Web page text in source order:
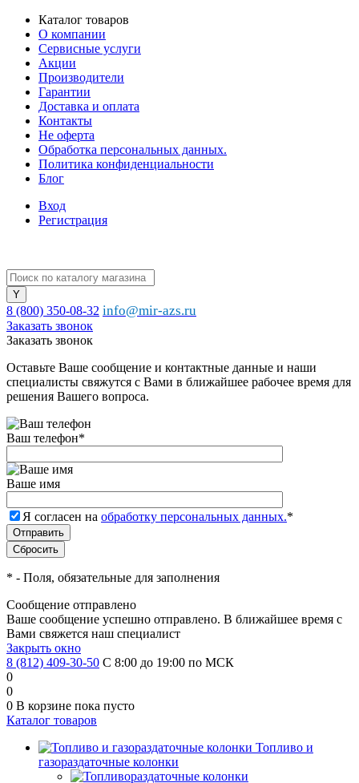
Каталог товаров
О компании
Сервисные услуги
Акции
Производители
Гарантии
Доставка и оплата
Контакты
Не оферта
Обработка персональных данных.
Политика конфиденциальности
Блог
Вход
Регистрация
8 (800) 350-08-32 info@mir-azs.ru
Заказать звонок
Заказать звонок
Оставьте Ваше сообщение и контактные данные и наши
специалисты свяжутся с Вами в ближайшее рабочее время для
решения Вашего вопроса.
Ваш телефон*
Ваше имя
Я согласен на обработку персональных данных.*
* - Поля, обязательные для заполнения
Сообщение отправлено
Ваше сообщение успешно отправлено. В ближайшее время с
Вами свяжется наш специалист
Закрыть окно
8 (812) 409-30-50 С 8:00 до 19:00 по МСК
0
0
0 В корзине пока пусто
Каталог товаров
Топливо и
газораздаточные колонки